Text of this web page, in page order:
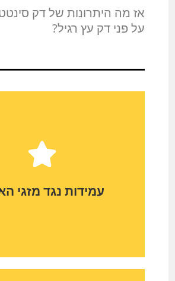
אז מה היתרונות של דק
על פני דק עץ רגיל?
עמידות נגד מזגי